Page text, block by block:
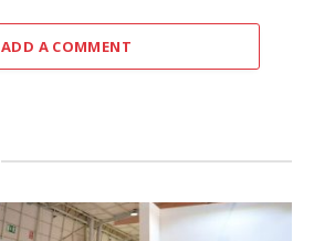
ADD A COMMENT